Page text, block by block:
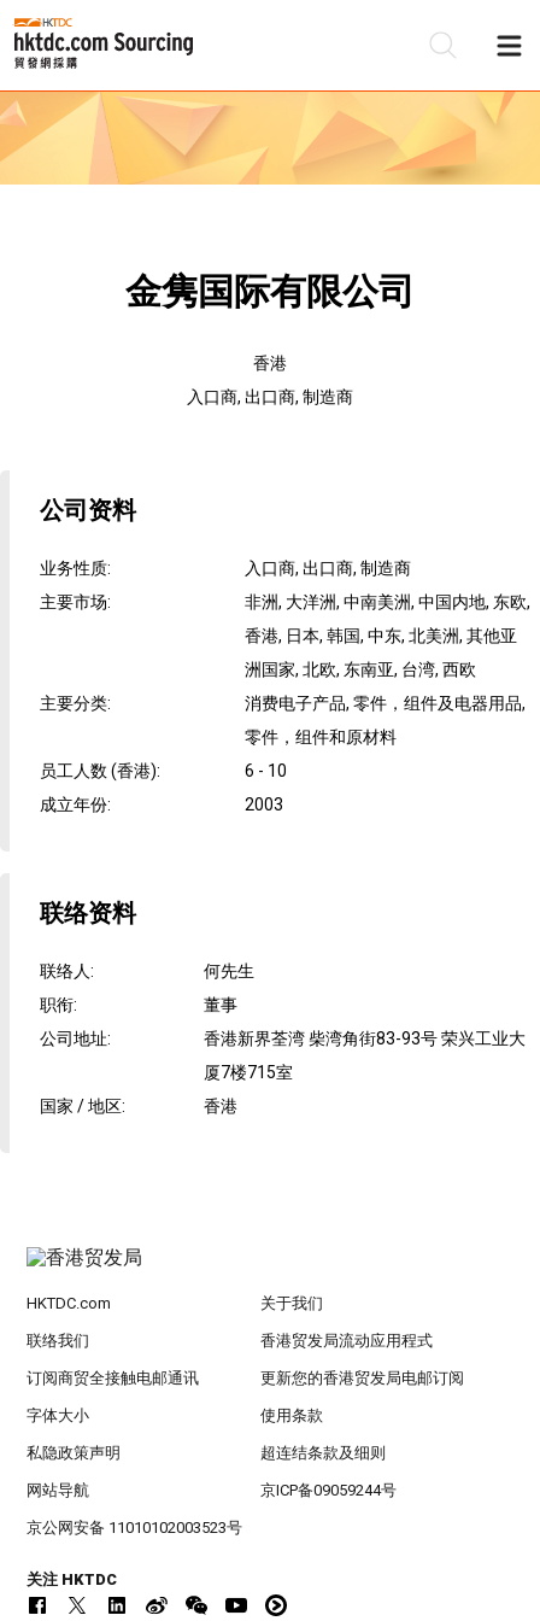
金隽国际有限公司
香港
入口商, 出口商, 制造商
公司资料
业务性质:
入口商, 出口商, 制造商
主要市场:
非洲, 大洋洲, 中南美洲, 中国内地, 东欧,
香港, 日本, 韩国, 中东, 北美洲, 其他亚
洲国家, 北欧, 东南亚, 台湾, 西欧
主要分类:
消费电子产品, 零件，组件及电器用品,
零件，组件和原材料
员工人数 (香港):
6 - 10
成立年份: 2003
联络资料
联络人:
何先生
职衔:
董事
公司地址:
香港新界荃湾 柴湾角街83-93号 荣兴工业大
厦7楼715室
国家 / 地区: 香港
HKTDC.com 关于我们
联络我们 香港贸发局流动应用程式
订阅商贸全接触电邮通讯 更新您的香港贸发局电邮订阅
字体大小 使用条款
私隐政策声明 超连结条款及细则
网站导航 京ICP备09059244号
京公网安备 11010102003523号
关注 HKTDC